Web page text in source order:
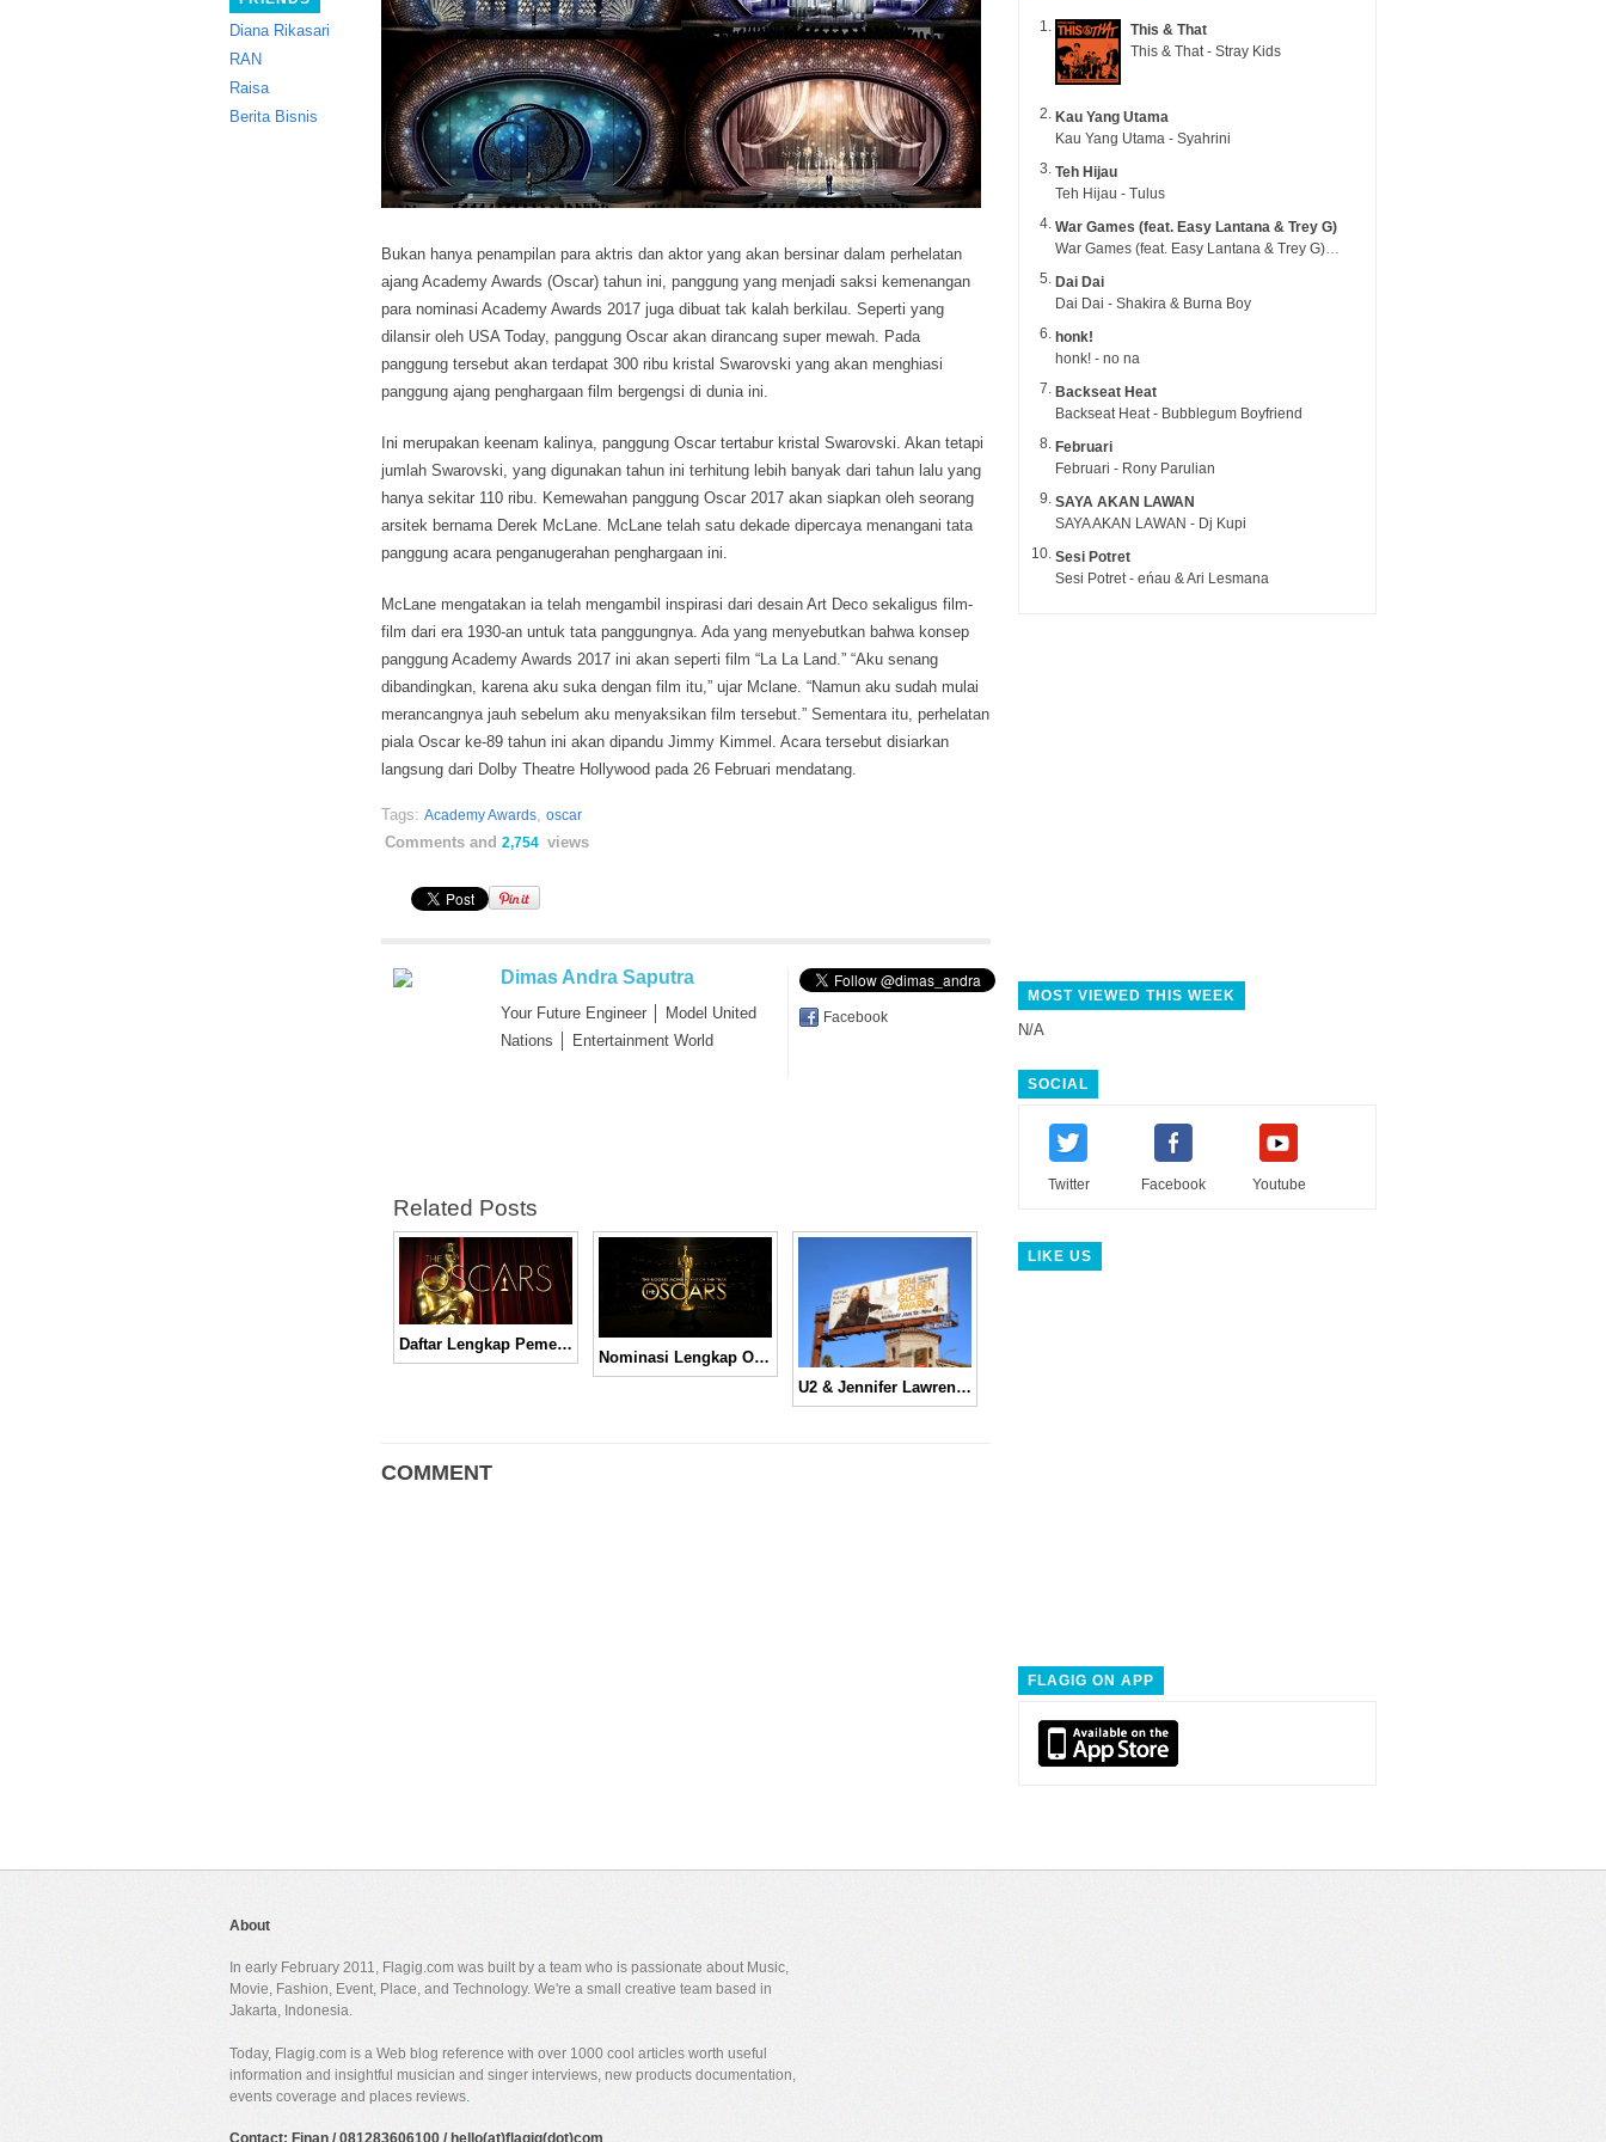
Diana Rikasari
RAN
Raisa
Berita Bisnis
Bukan hanya penampilan para aktris dan aktor yang akan bersinar dalam perhelatan
ajang Academy Awards (Oscar) tahun ini, panggung yang menjadi saksi kemenangan
para nominasi Academy Awards 2017 juga dibuat tak kalah berkilau. Seperti yang
dilansir oleh USA Today, panggung Oscar akan dirancang super mewah. Pada
panggung tersebut akan terdapat 300 ribu kristal Swarovski yang akan menghiasi
panggung ajang penghargaan film bergengsi di dunia ini.
Ini merupakan keenam kalinya, panggung Oscar tertabur kristal Swarovski. Akan tetapi
jumlah Swarovski, yang digunakan tahun ini terhitung lebih banyak dari tahun lalu yang
hanya sekitar 110 ribu. Kemewahan panggung Oscar 2017 akan siapkan oleh seorang
arsitek bernama Derek McLane. McLane telah satu dekade dipercaya menangani tata
panggung acara penganugerahan penghargaan ini.
McLane mengatakan ia telah mengambil inspirasi dari desain Art Deco sekaligus film-
film dari era 1930-an untuk tata panggungnya. Ada yang menyebutkan bahwa konsep
panggung Academy Awards 2017 ini akan seperti film “La La Land.” “Aku senang
dibandingkan, karena aku suka dengan film itu,” ujar Mclane. “Namun aku sudah mulai
merancangnya jauh sebelum aku menyaksikan film tersebut.” Sementara itu, perhelatan
piala Oscar ke-89 tahun ini akan dipandu Jimmy Kimmel. Acara tersebut disiarkan
langsung dari Dolby Theatre Hollywood pada 26 Februari mendatang.
Tags: Academy Awards, oscar
Comments and 2,754 views
Dimas Andra Saputra
Your Future Engineer │ Model United
Nations │ Entertainment World
Facebook
Related Posts
Daftar Lengkap Pemenang dan Nominasi Oscar Ke-87
Nominasi Lengkap Oscar Tahun 2014
U2 & Jennifer Lawrence Meraih Golden Globe Awards 2014 (Daftar Pemenang)
COMMENT
This & That
This & That - Stray Kids
Kau Yang Utama
Kau Yang Utama - Syahrini
Teh Hijau
Teh Hijau - Tulus
War Games (feat. Easy Lantana & Trey G)
War Games (feat. Easy Lantana & Trey G) - Trub
Dai Dai
Dai Dai - Shakira & Burna Boy
honk!
honk! - no na
Backseat Heat
Backseat Heat - Bubblegum Boyfriend
Februari
Februari - Rony Parulian
SAYA AKAN LAWAN
SAYA AKAN LAWAN - Dj Kupi
Sesi Potret
Sesi Potret - eńau & Ari Lesmana
MOST VIEWED THIS WEEK
N/A
SOCIAL
Twitter Facebook Youtube
LIKE US
FLAGIG ON APP
About
In early February 2011, Flagig.com was built by a team who is passionate about Music,
Movie, Fashion, Event, Place, and Technology. We're a small creative team based in
Jakarta, Indonesia.
Today, Flagig.com is a Web blog reference with over 1000 cool articles worth useful
information and insightful musician and singer interviews, new products documentation,
events coverage and places reviews.
Contact: Finan / 081283606100 / hello(at)flagig(dot)com